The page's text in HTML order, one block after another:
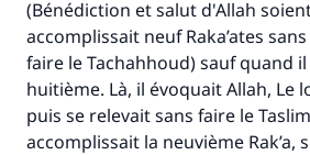
(Bénédiction et salut d'Allah
accomplissait neuf Raka’ates
faire le Tachahhoud) sauf quand
huitième. Là, il évoquait Allah, Le
puis se relevait sans faire le
accomplissait la neuvième Rak’a,